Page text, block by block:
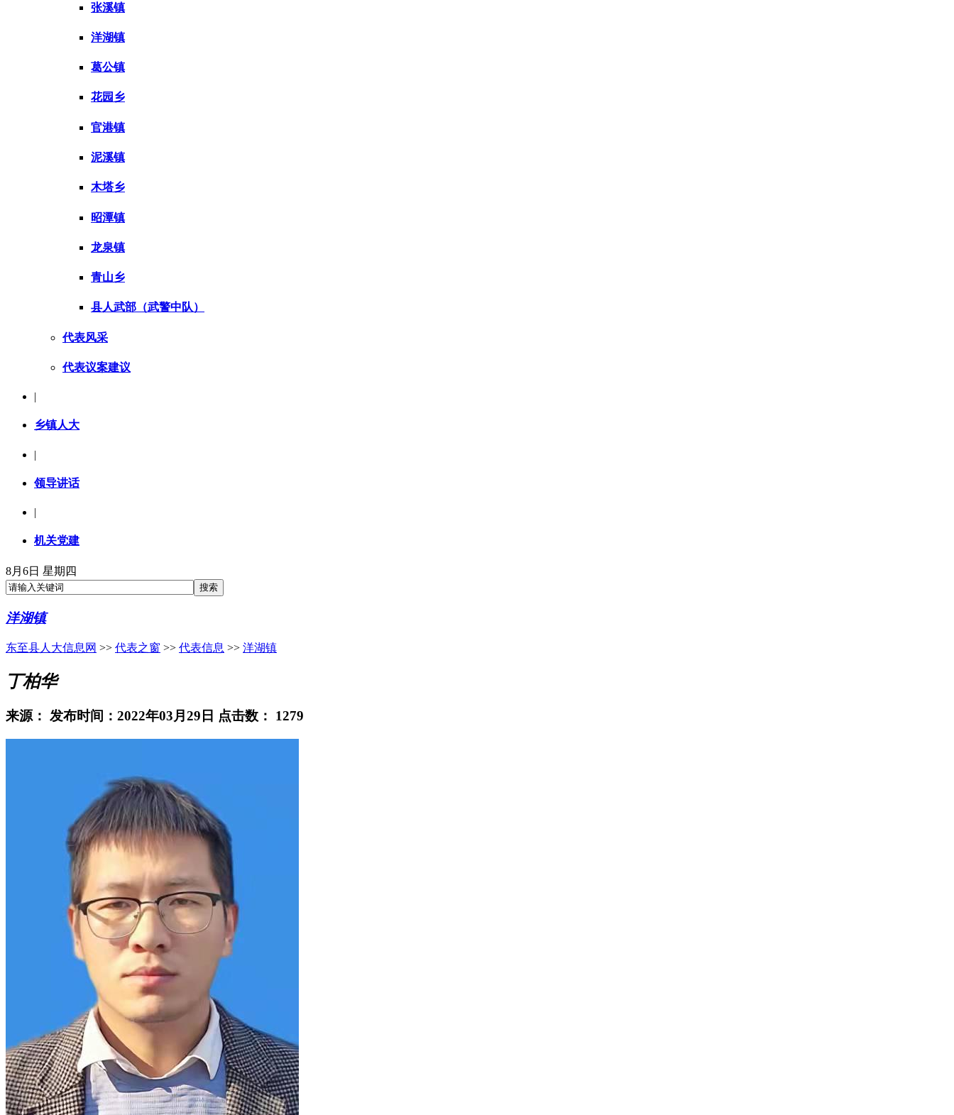
张溪镇
洋湖镇
葛公镇
花园乡
官港镇
泥溪镇
木塔乡
昭潭镇
龙泉镇
青山乡
县人武部（武警中队）
代表风采
代表议案建议
|
乡镇人大
|
领导讲话
|
机关党建
8月6日 星期四
洋湖镇
东至县人大信息网 >> 代表之窗 >> 代表信息 >> 洋湖镇
丁柏华
来源： 发布时间：2022年03月29日 点击数： 1279